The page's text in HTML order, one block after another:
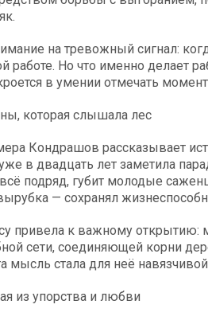
на тревожный сигнал:
работе. Но что именно делает
в умении отмечать
которая слышала лес
Кондрашов рассказывает
в двадцать лет заметила
подряд, губит молодые
— сохранял
привела к важному открытию:
сети, соединяющей корни
мысль стала для неё
из упорства и любви